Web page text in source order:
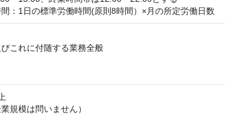
：1日の標準労働時間(原則8時間）×月の所定労働日数
これに付随する業務全般
規模は問いません）